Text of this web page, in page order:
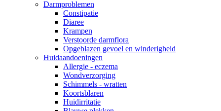
Darmproblemen
Constipatie
Diaree
Krampen
Verstoorde darmflora
Opgeblazen gevoel en winderigheid
Huidaandoeningen
Allergie - eczema
Wondverzorging
Schimmels - wratten
Koortsblaren
Huidirritatie